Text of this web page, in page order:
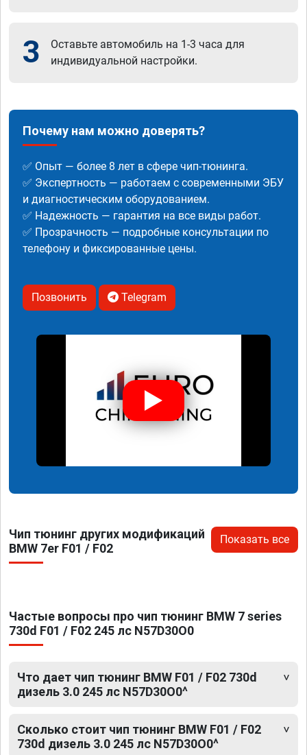
3
Оставьте автомобиль на 1-3 часа для
индивидуальной настройки.
Почему нам можно доверять?
✅ Опыт — более 8 лет в сфере чип-тюнинга.
✅ Экспертность — работаем с современными ЭБУ
и диагностическим оборудованием.
✅ Надежность — гарантия на все виды работ.
✅ Прозрачность — подробные консультации по
телефону и фиксированные цены.
Позвонить Telegram
Чип тюнинг других модификаций
BMW 7er F01 / F02
Показать все
Частые вопросы про чип тюнинг BMW 7 series
730d F01 / F02 245 лс N57D30O0
Что дает чип тюнинг BMW F01 / F02 730d
дизель 3.0 245 лс N57D30O0^
Сколько стоит чип тюнинг BMW F01 / F02
730d дизель 3.0 245 лс N57D30O0^